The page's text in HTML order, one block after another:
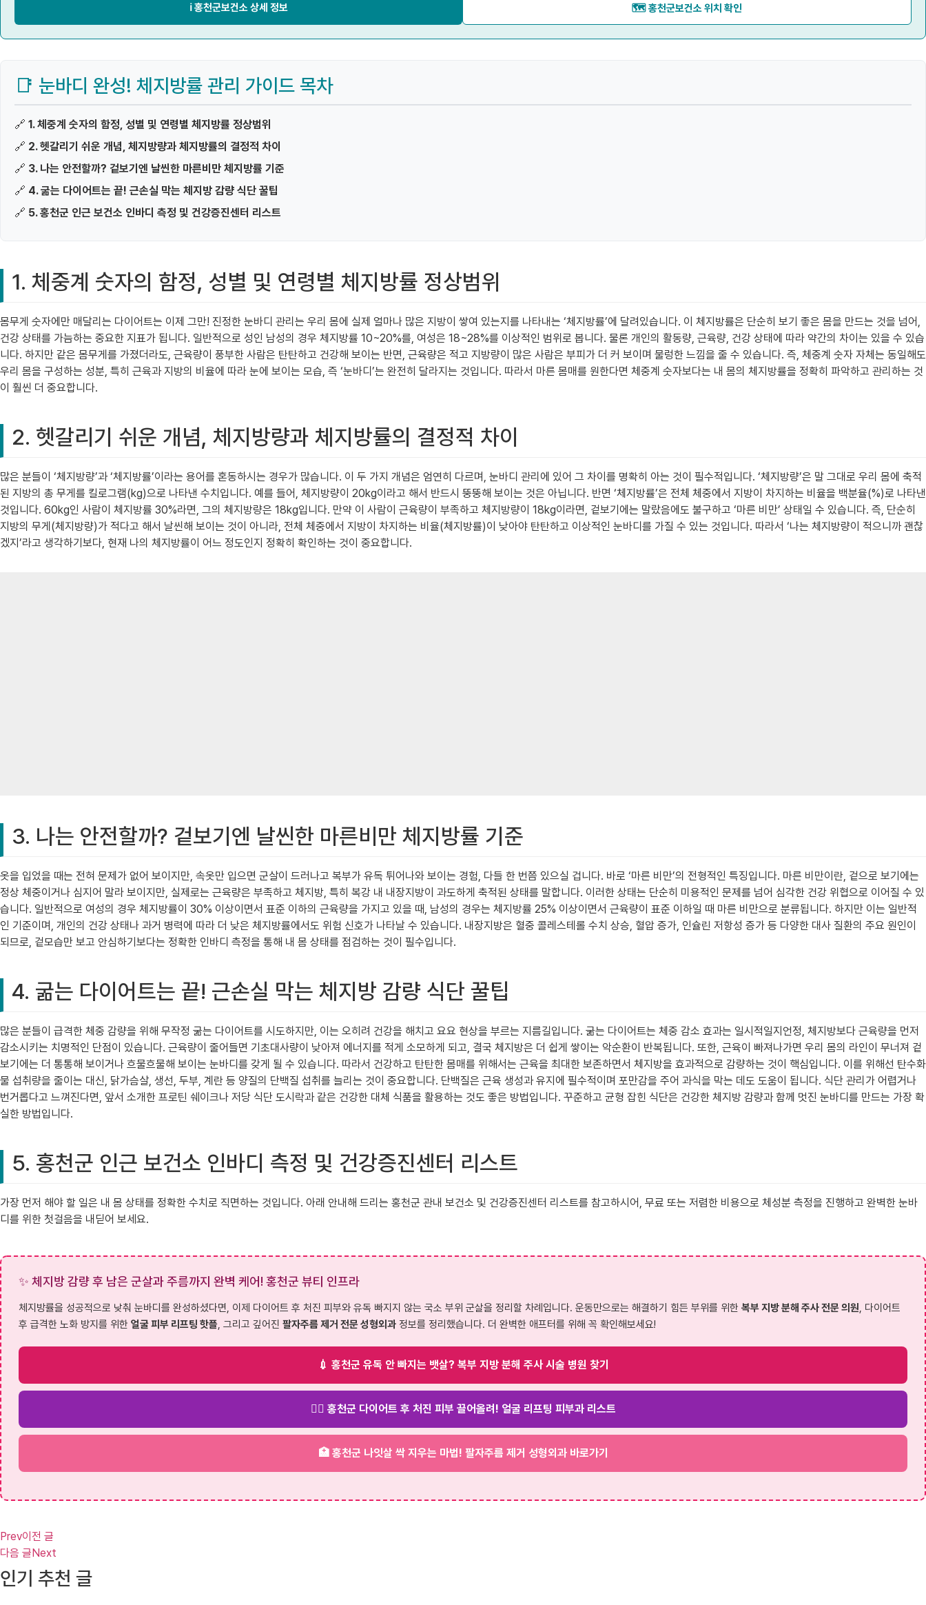
ℹ️ 홍천군보건소 상세 정보 🗺️ 홍천군보건소 위치 확인
📑 눈바디 완성! 체지방률 관리 가이드 목차
🔗 1. 체중계 숫자의 함정, 성별 및 연령별 체지방률 정상범위
🔗 2. 헷갈리기 쉬운 개념, 체지방량과 체지방률의 결정적 차이
🔗 3. 나는 안전할까? 겉보기엔 날씬한 마른비만 체지방률 기준
🔗 4. 굶는 다이어트는 끝! 근손실 막는 체지방 감량 식단 꿀팁
🔗 5. 홍천군 인근 보건소 인바디 측정 및 건강증진센터 리스트
1. 체중계 숫자의 함정, 성별 및 연령별 체지방률 정상범위
몸무게 숫자에만 매달리는 다이어트는 이제 그만! 진정한 눈바디 관리는 우리 몸에 실제 얼마나 많은 지방이 쌓여 있는지를 나타내는 ‘체지방률’에 달려있습니다. 이 체지방률은 단순히 보기 좋은 몸을 만드는 것을 넘어,
건강 상태를 가늠하는 중요한 지표가 됩니다. 일반적으로 성인 남성의 경우 체지방률 10~20%를, 여성은 18~28%를 이상적인 범위로 봅니다. 물론 개인의 활동량, 근육량, 건강 상태에 따라 약간의 차이는 있을 수 있습
니다. 하지만 같은 몸무게를 가졌더라도, 근육량이 풍부한 사람은 탄탄하고 건강해 보이는 반면, 근육량은 적고 지방량이 많은 사람은 부피가 더 커 보이며 물렁한 느낌을 줄 수 있습니다. 즉, 체중계 숫자 자체는 동일해도
우리 몸을 구성하는 성분, 특히 근육과 지방의 비율에 따라 눈에 보이는 모습, 즉 ‘눈바디’는 완전히 달라지는 것입니다. 따라서 마른 몸매를 원한다면 체중계 숫자보다는 내 몸의 체지방률을 정확히 파악하고 관리하는 것
이 훨씬 더 중요합니다.
2. 헷갈리기 쉬운 개념, 체지방량과 체지방률의 결정적 차이
많은 분들이 ‘체지방량’과 ‘체지방률’이라는 용어를 혼동하시는 경우가 많습니다. 이 두 가지 개념은 엄연히 다르며, 눈바디 관리에 있어 그 차이를 명확히 아는 것이 필수적입니다. ‘체지방량’은 말 그대로 우리 몸에 축적
된 지방의 총 무게를 킬로그램(kg)으로 나타낸 수치입니다. 예를 들어, 체지방량이 20kg이라고 해서 반드시 뚱뚱해 보이는 것은 아닙니다. 반면 ‘체지방률’은 전체 체중에서 지방이 차지하는 비율을 백분율(%)로 나타낸
것입니다. 60kg인 사람이 체지방률 30%라면, 그의 체지방량은 18kg입니다. 만약 이 사람이 근육량이 부족하고 체지방량이 18kg이라면, 겉보기에는 말랐음에도 불구하고 ‘마른 비만’ 상태일 수 있습니다. 즉, 단순히
지방의 무게(체지방량)가 적다고 해서 날씬해 보이는 것이 아니라, 전체 체중에서 지방이 차지하는 비율(체지방률)이 낮아야 탄탄하고 이상적인 눈바디를 가질 수 있는 것입니다. 따라서 ‘나는 체지방량이 적으니까 괜찮
겠지’라고 생각하기보다, 현재 나의 체지방률이 어느 정도인지 정확히 확인하는 것이 중요합니다.
3. 나는 안전할까? 겉보기엔 날씬한 마른비만 체지방률 기준
옷을 입었을 때는 전혀 문제가 없어 보이지만, 속옷만 입으면 군살이 드러나고 복부가 유독 튀어나와 보이는 경험, 다들 한 번쯤 있으실 겁니다. 바로 ‘마른 비만’의 전형적인 특징입니다. 마른 비만이란, 겉으로 보기에는
정상 체중이거나 심지어 말라 보이지만, 실제로는 근육량은 부족하고 체지방, 특히 복강 내 내장지방이 과도하게 축적된 상태를 말합니다. 이러한 상태는 단순히 미용적인 문제를 넘어 심각한 건강 위협으로 이어질 수 있
습니다. 일반적으로 여성의 경우 체지방률이 30% 이상이면서 표준 이하의 근육량을 가지고 있을 때, 남성의 경우는 체지방률 25% 이상이면서 근육량이 표준 이하일 때 마른 비만으로 분류됩니다. 하지만 이는 일반적
인 기준이며, 개인의 건강 상태나 과거 병력에 따라 더 낮은 체지방률에서도 위험 신호가 나타날 수 있습니다. 내장지방은 혈중 콜레스테롤 수치 상승, 혈압 증가, 인슐린 저항성 증가 등 다양한 대사 질환의 주요 원인이
되므로, 겉모습만 보고 안심하기보다는 정확한 인바디 측정을 통해 내 몸 상태를 점검하는 것이 필수입니다.
4. 굶는 다이어트는 끝! 근손실 막는 체지방 감량 식단 꿀팁
많은 분들이 급격한 체중 감량을 위해 무작정 굶는 다이어트를 시도하지만, 이는 오히려 건강을 해치고 요요 현상을 부르는 지름길입니다. 굶는 다이어트는 체중 감소 효과는 일시적일지언정, 체지방보다 근육량을 먼저
감소시키는 치명적인 단점이 있습니다. 근육량이 줄어들면 기초대사량이 낮아져 에너지를 적게 소모하게 되고, 결국 체지방은 더 쉽게 쌓이는 악순환이 반복됩니다. 또한, 근육이 빠져나가면 우리 몸의 라인이 무너져 겉
보기에는 더 통통해 보이거나 흐물흐물해 보이는 눈바디를 갖게 될 수 있습니다. 따라서 건강하고 탄탄한 몸매를 위해서는 근육을 최대한 보존하면서 체지방을 효과적으로 감량하는 것이 핵심입니다. 이를 위해선 탄수화
물 섭취량을 줄이는 대신, 닭가슴살, 생선, 두부, 계란 등 양질의 단백질 섭취를 늘리는 것이 중요합니다. 단백질은 근육 생성과 유지에 필수적이며 포만감을 주어 과식을 막는 데도 도움이 됩니다. 식단 관리가 어렵거나
번거롭다고 느껴진다면, 앞서 소개한 프로틴 쉐이크나 저당 식단 도시락과 같은 건강한 대체 식품을 활용하는 것도 좋은 방법입니다. 꾸준하고 균형 잡힌 식단은 건강한 체지방 감량과 함께 멋진 눈바디를 만드는 가장 확
실한 방법입니다.
5. 홍천군 인근 보건소 인바디 측정 및 건강증진센터 리스트
가장 먼저 해야 할 일은 내 몸 상태를 정확한 수치로 직면하는 것입니다. 아래 안내해 드리는 홍천군 관내 보건소 및 건강증진센터 리스트를 참고하시어, 무료 또는 저렴한 비용으로 체성분 측정을 진행하고 완벽한 눈바
디를 위한 첫걸음을 내딛어 보세요.
✨ 체지방 감량 후 남은 군살과 주름까지 완벽 케어! 홍천군 뷰티 인프라
체지방률을 성공적으로 낮춰 눈바디를 완성하셨다면, 이제 다이어트 후 처진 피부와 유독 빠지지 않는 국소 부위 군살을 정리할 차례입니다. 운동만으로는 해결하기 힘든 부위를 위한 복부 지방 분해 주사 전문 의원, 다이어트
후 급격한 노화 방지를 위한 얼굴 피부 리프팅 핫플, 그리고 깊어진 팔자주름 제거 전문 성형외과 정보를 정리했습니다. 더 완벽한 애프터를 위해 꼭 확인해보세요!
💉 홍천군 유독 안 빠지는 뱃살? 복부 지방 분해 주사 시술 병원 찾기
💆‍♀️ 홍천군 다이어트 후 처진 피부 끌어올려! 얼굴 리프팅 피부과 리스트
🏥 홍천군 나잇살 싹 지우는 마법! 팔자주름 제거 성형외과 바로가기
Prev이전 글
다음 글Next
인기 추천 글